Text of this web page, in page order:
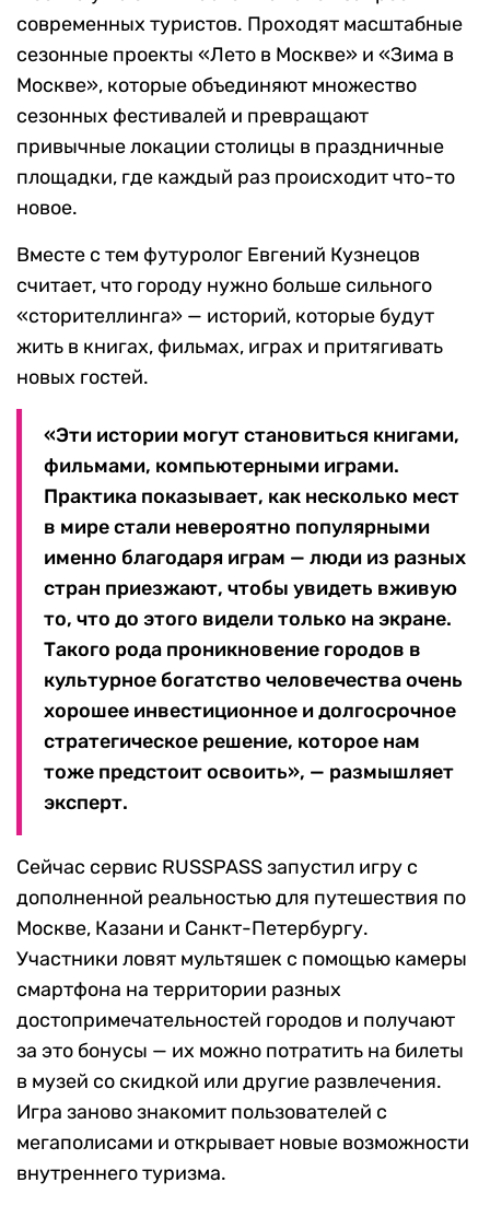
современных туристов. Проходят масштабные
сезонные проекты «Лето в Москве» и «Зима в
Москве», которые объединяют множество
сезонных фестивалей и превращают
привычные локации столицы в праздничные
площадки, где каждый раз происходит что-то
новое.
Вместе с тем футуролог Евгений Кузнецов
считает, что городу нужно больше сильного
«сторителлинга» — историй, которые будут
жить в книгах, фильмах, играх и притягивать
новых гостей.
«Эти истории могут становиться книгами,
фильмами, компьютерными играми.
Практика показывает, как несколько мест
в мире стали невероятно популярными
именно благодаря играм — люди из разных
стран приезжают, чтобы увидеть вживую
то, что до этого видели только на экране.
Такого рода проникновение городов в
культурное богатство человечества очень
хорошее инвестиционное и долгосрочное
стратегическое решение, которое нам
тоже предстоит освоить», — размышляет
эксперт.
Сейчас сервис RUSSPASS запустил игру с
дополненной реальностью для путешествия по
Москве, Казани и Санкт-Петербургу.
Участники ловят мультяшек с помощью камеры
смартфона на территории разных
достопримечательностей городов и получают
за это бонусы — их можно потратить на билеты
в музей со скидкой или другие развлечения.
Игра заново знакомит пользователей с
мегаполисами и открывает новые возможности
внутреннего туризма.